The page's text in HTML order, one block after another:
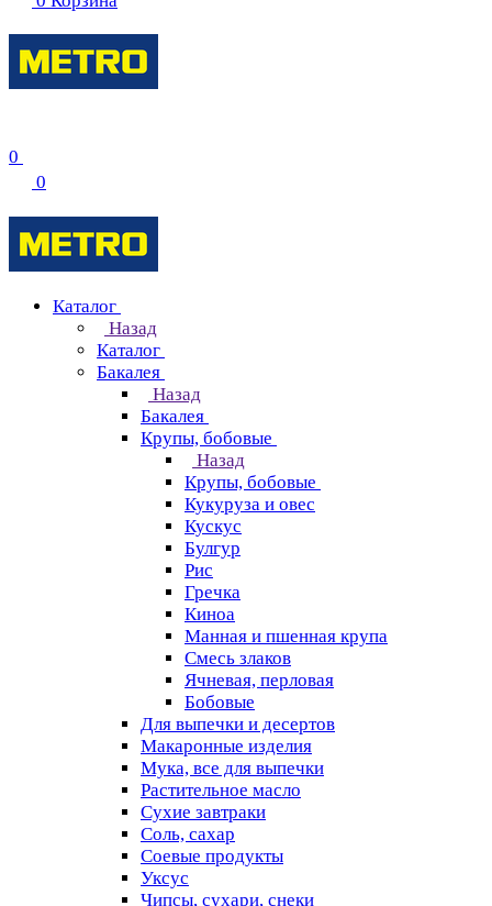
0
0
Каталог
Назад
Каталог
Бакалея
Назад
Бакалея
Крупы, бобовые
Назад
Крупы, бобовые
Кукуруза и овес
Кускус
Булгур
Рис
Гречка
Киноа
Манная и пшенная крупа
Смесь злаков
Ячневая, перловая
Бобовые
Для выпечки и десертов
Макаронные изделия
Мука, все для выпечки
Растительное масло
Сухие завтраки
Соль, сахар
Соевые продукты
Уксус
Чипсы, сухари, снеки